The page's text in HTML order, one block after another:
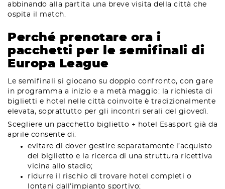
abbinando alla partita una breve visita della città che
ospita il match.
Perché prenotare ora i
pacchetti per le semifinali di
Europa League
Le semifinali si giocano su doppio confronto, con gare
in programma a inizio e a metà maggio: la richiesta di
biglietti e hotel nelle città coinvolte è tradizionalmente
elevata, soprattutto per gli incontri serali del giovedì.
Scegliere un pacchetto biglietto + hotel Esasport già da
aprile consente di:
evitare di dover gestire separatamente l’acquisto
del biglietto e la ricerca di una struttura ricettiva
vicina allo stadio;
ridurre il rischio di trovare hotel completi o
lontani dall’impianto sportivo;